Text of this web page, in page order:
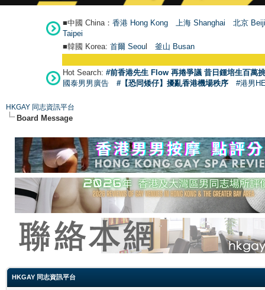
■中國 China： 香港 Hong Kong 上海 Shanghai
北京
Taipei
■韓國 Korea: 首爾 Seoul 釜山 Busan
Hot Search: #前香港先生 Flow 再捲爭議 昔日鍾培生百萬
國泰男男廣告
#【恐同矮仔】擾亂香港機場秩序 #港男
HKGAY 同志資訊平台
Board Message
HKGAY 同志資訊平台